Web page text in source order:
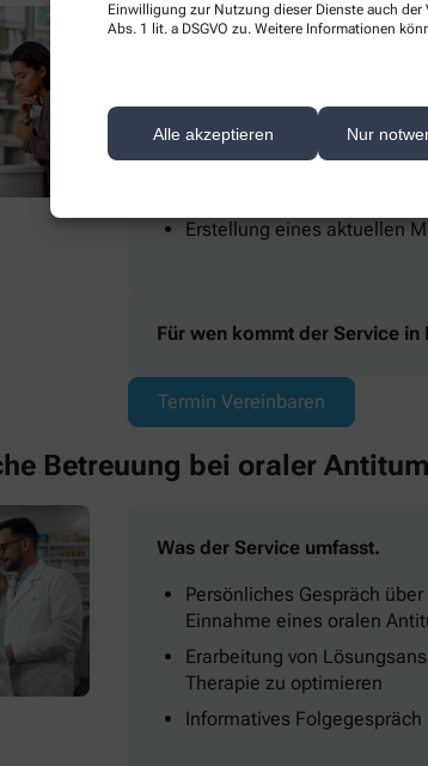
Einwilligung zur Nutzung dieser Dienste auch
Abs. 1 lit. a DSGVO zu. Weitere Informationen
Alle akzeptieren Nur
Prüfung umfasst
Erarbeitung von
Erstellung eines aktuellen
Für wen kommt der Service in
Termin Vereinbaren
Betreuung bei oraler
Was der Service umfasst.
Persönliches Gespräch
Einnahme eines oralen
Erarbeitung von
Therapie zu optimieren
Informatives